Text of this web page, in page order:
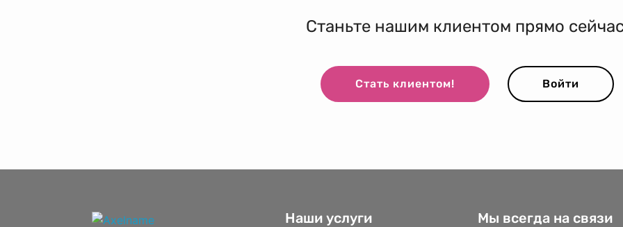
Станьте нашим клиентом прямо
Стать клиентом! Войти
Наши услуги Мы всегда на связи